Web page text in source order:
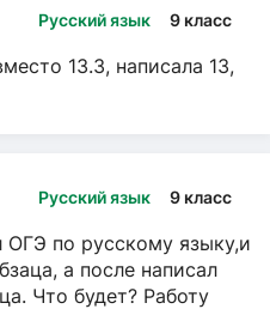
Русский язык 9 класс
13.3, написала 13,
Русский язык 9 класс
ОГЭ по русскому языку,и
а после написал
Что будет? Работу